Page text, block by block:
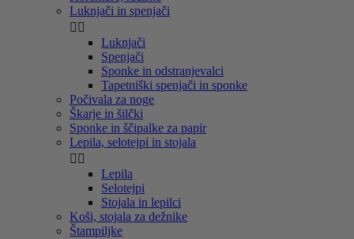
Luknjači in spenjači
 
Luknjači
Spenjači
Sponke in odstranjevalci
Tapetniški spenjači in sponke
Počivala za noge
Škarje in šilčki
Sponke in ščipalke za papir
Lepila, selotejpi in stojala
 
Lepila
Selotejpi
Stojala in lepilci
Koši, stojala za dežnike
Štampiljke